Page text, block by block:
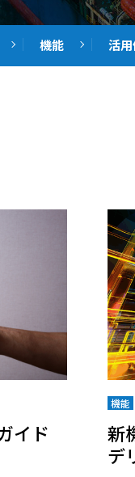
機能 活用
イド
機能
新
デ